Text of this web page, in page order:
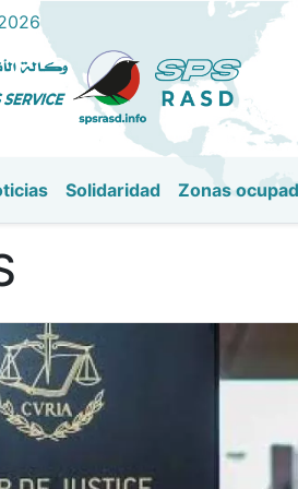
Solidaridad Zonas